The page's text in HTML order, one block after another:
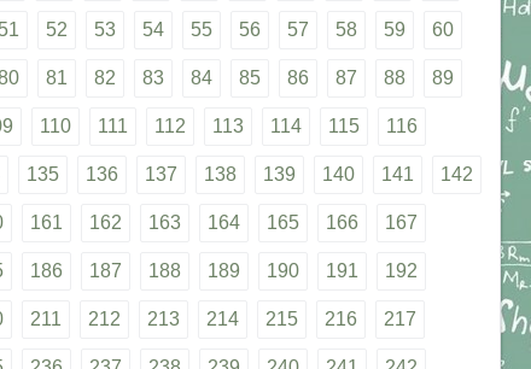
51 52 53 54 55 56 57 58 59 60
81 82 83 84 85 86 87 88 89
110 111 112 113 114 115 116
135 136 137 138 139 140 141 142
161 162 163 164 165 166 167
186 187 188 189 190 191 192
211 212 213 214 215 216 217